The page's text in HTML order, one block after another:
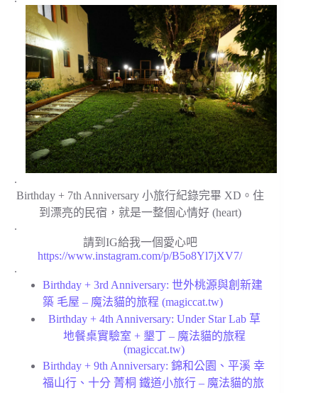
.
Birthday + 7th Anniversary 小旅行紀錄完畢 XD。住
到漂亮的民宿，就是一整個心情好 (heart)
.
請到IG給我一個愛心吧
https://www.instagram.com/p/B5o8Yl7jXV7/
.
Birthday + 3rd Anniversary: 世外桃源與創新建
築 毛屋 – 魔法貓的旅程 (magiccat.tw)
Birthday + 4th Anniversary: Under Star Lab 草
地餐桌實驗室 + 墾丁 – 魔法貓的旅程
(magiccat.tw)
Birthday + 9th Anniversary: 錦和公園、平溪 幸
福山行、十分 菁桐 鐵道小旅行 – 魔法貓的旅